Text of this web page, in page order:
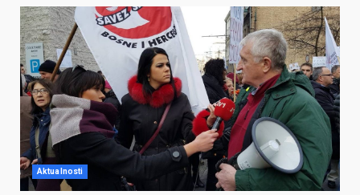
Aktualnosti